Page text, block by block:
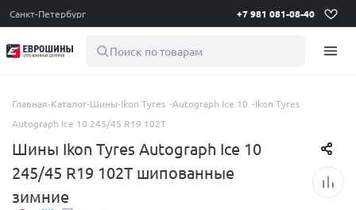
Санкт-Петербург +7 981 081-08-40
Поиск по товарам
Главная-Каталог-Шины-Ikon Tyres -Autograph Ice 10 -Ikon Tyres
Autograph Ice 10 245/45 R19 102T
Шины Ikon Tyres Autograph Ice 10
245/45 R19 102T шипованные
зимние